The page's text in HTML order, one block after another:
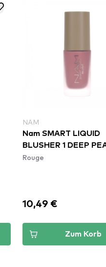
NAM
Nam SMART LIQUID
BLUSHER 1 DEEP
Rouge
10,49 €
Zum Korb